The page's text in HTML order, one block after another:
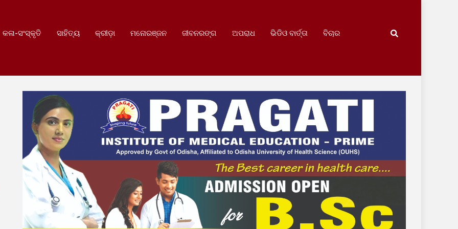
କଳା-ସଂସ୍କୃତି ସାହିତ୍ୟ କ୍ରୀଡ଼ା ମନୋରଞ୍ଜନ ଜୀବନରଙ୍ଗ ଅପରାଧ ଭିଡିଓ ବାର୍ତ୍ତା ବିଚାର